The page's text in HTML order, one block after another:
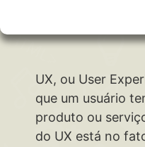
UX, ou User
que um usuário
produto ou
do UX está no